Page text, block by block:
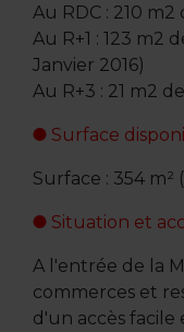
Au RDC : 210
Au R+1 : 123 m2
Janvier 2016)
Au R+3 : 21 m2
Surface
Surface : 354 m²
Situation et
A l'entrée de la
commerces et
d'un accès